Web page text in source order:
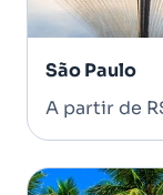
São Paulo
A partir de